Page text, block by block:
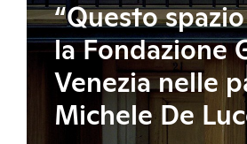
“Questo
la Fondazione
Venezia nelle
Michele De